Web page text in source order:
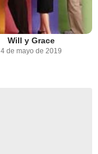
Will y Grace
4 de mayo de 2019